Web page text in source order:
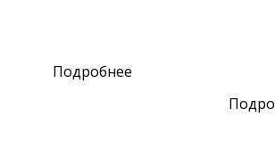
Подробнее